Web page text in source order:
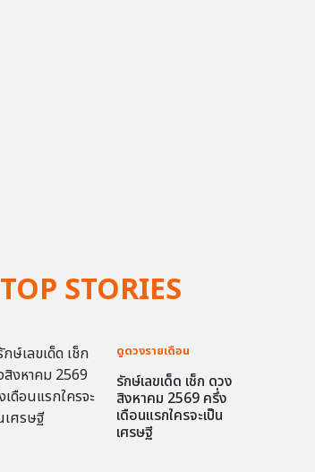
TOP STORIES
ดูดวงรายเดือน
รักษ์เลขเด็ด เช็ก ดวง
สิงหาคม 2569 ครึ่ง
เดือนแรกใครจะเป็น
เศรษฐี